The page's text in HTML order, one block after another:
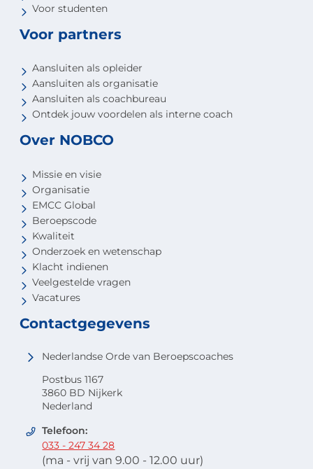
Voor studenten
Voor partners
Aansluiten als opleider
Aansluiten als organisatie
Aansluiten als coachbureau
Ontdek jouw voordelen als interne coach
Over NOBCO
Missie en visie
Organisatie
EMCC Global
Beroepscode
Kwaliteit
Onderzoek en wetenschap
Klacht indienen
Veelgestelde vragen
Vacatures
Contactgegevens
Nederlandse Orde van Beroepscoaches
Postbus 1167
3860 BD Nijkerk
Nederland
Telefoon:
033 - 247 34 28
(ma - vrij van 9.00 - 12.00 uur)